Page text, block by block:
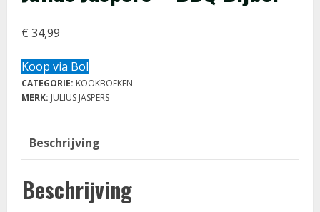
€ 34,99
Koop via Bol
CATEGORIE: KOOKBOEKEN
MERK: JULIUS JASPERS
Beschrijving
Beschrijving